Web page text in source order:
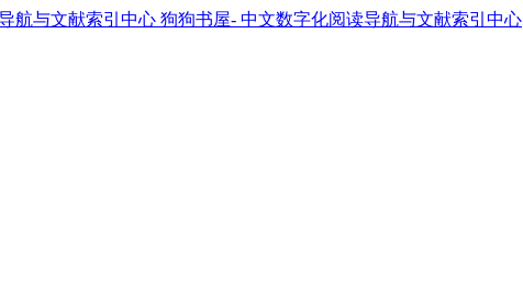
狗狗书屋- 中文数字化阅读导航与文献索引中心